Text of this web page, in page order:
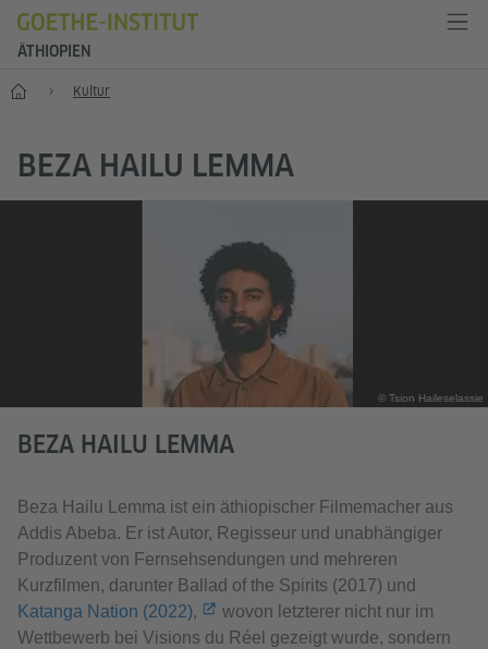
ÄTHIOPIEN
Start Kultur
BEZA HAILU LEMMA
© Tsion Haileselassie
BEZA HAILU LEMMA
Beza Hailu Lemma ist ein äthiopischer Filmemacher aus
Addis Abeba. Er ist Autor, Regisseur und unabhängiger
Produzent von Fernsehsendungen und mehreren
Kurzfilmen, darunter Ballad of the Spirits (2017) und
Katanga Nation (2022),
wovon letzterer nicht nur im
Wettbewerb bei Visions du Réel gezeigt wurde, sondern